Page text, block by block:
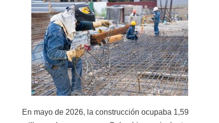
En mayo de 2026, la construcción ocupaba 1,59